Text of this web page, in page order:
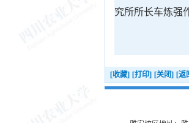
究所所长车炼强
[收藏] [打印] [关闭] [返